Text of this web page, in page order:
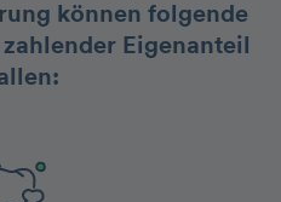
können folgende
Eigenanteil